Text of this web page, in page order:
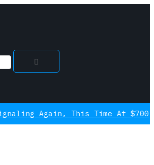
This Time At $700